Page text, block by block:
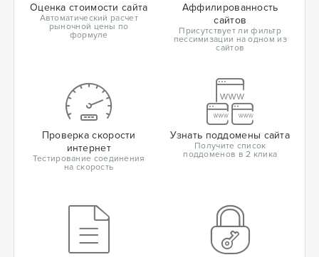
Оценка стоимости сайта
Автоматический расчет
рыночной цены по
формуле
Аффилированность
сайтов
Присутствует ли фильтр
пессимизации на одном из
сайтов
Проверка скорости
интернет
Тестирование соединения
на скорость
Узнать поддомены сайта
Получите список
поддоменов в 2 клика